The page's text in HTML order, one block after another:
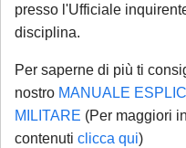
presso l'Ufficiale
disciplina.
Per saperne di più ti
nostro MANUALE
MILITARE (Per maggiori
contenuti clicca qui)
non strettamente
sullo stato della
gestione
rinviabili) saranno
a partire dal 1°